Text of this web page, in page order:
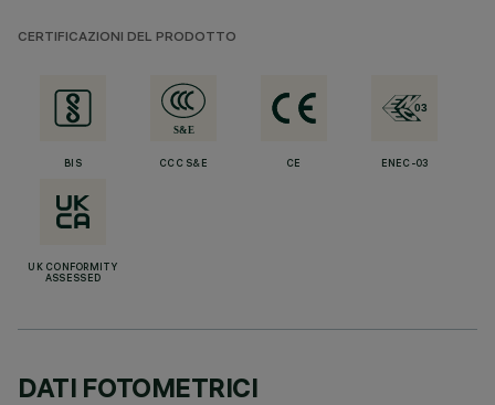
CERTIFICAZIONI DEL PRODOTTO
BIS CCC S&E CE ENEC-03
UK CONFORMITY
ASSESSED
DATI FOTOMETRICI